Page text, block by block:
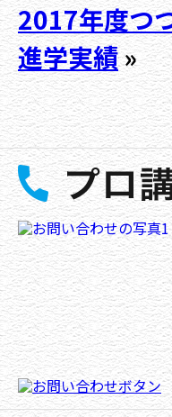
2017年度つ
進学実績»